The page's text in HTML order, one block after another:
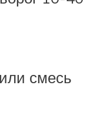
смесь